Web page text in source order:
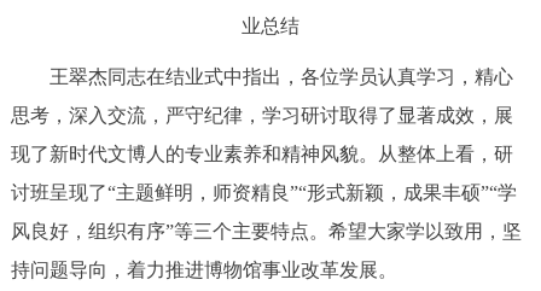
业总结
王翠杰同志在结业式中指出，各位学员认真学习，精心
思考，深入交流，严守纪律，学习研讨取得了显著成效，展
现了新时代文博人的专业素养和精神风貌。从整体上看，研
讨班呈现了“主题鲜明，师资精良”“形式新颖，成果丰硕”“学
风良好，组织有序”等三个主要特点。希望大家学以致用，坚
持问题导向，着力推进博物馆事业改革发展。